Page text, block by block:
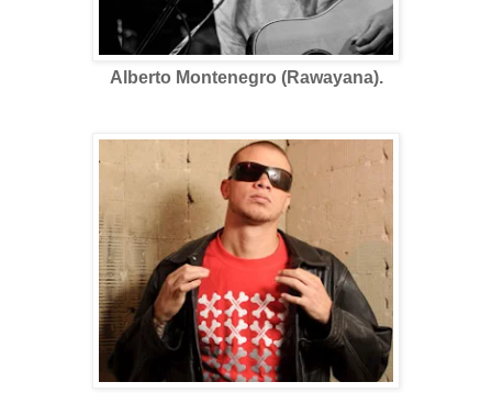
Alberto Montenegro (Rawayana).